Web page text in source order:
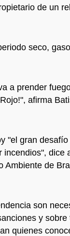
de un
seco,
a prender
afirma
"el gran
incendios", dice
Ambiente de
son
y
quienes